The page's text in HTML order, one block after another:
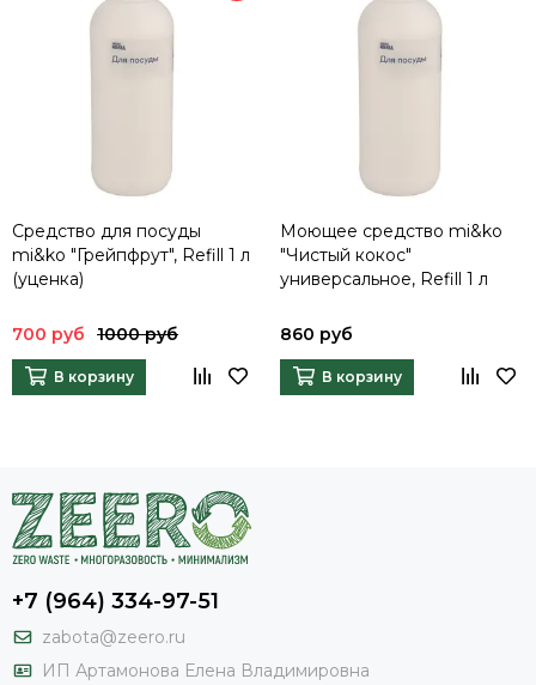
Средство для посуды
mi&ko "Грейпфрут", Refill 1 л
(уценка)
700 руб 1000 руб
В корзину
Моющее средство mi&ko
"Чистый кокос"
универсальное, Refill 1 л
860 руб
В корзину
+7 (964) 334-97-51
zabota@zeero.ru
И П Артамонова Елена Владимировна